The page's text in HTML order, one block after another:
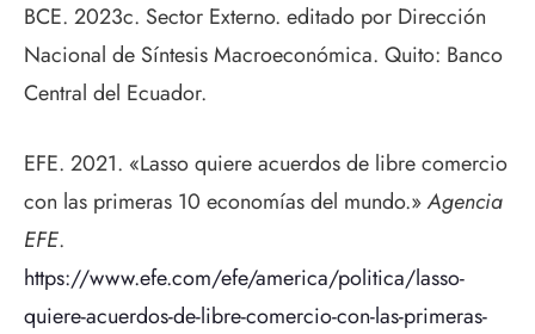
BCE. 2023c. Sector Externo. editado por Dirección
Nacional de Síntesis Macroeconómica. Quito: Banco
Central del Ecuador.
EFE. 2021. «Lasso quiere acuerdos de libre comercio
con las primeras 10 economías del mundo.»Agencia
EFE.
https://www.efe.com/efe/america/politica/lasso-
quiere-acuerdos-de-libre-comercio-con-las-primeras-